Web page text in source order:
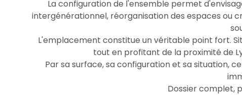
La configuration de l'ensemble permet
intergénérationnel, réorganisation des espaces ou
L'emplacement constitue un véritable point fort.
tout en profitant de la proximité de
Par sa surface, sa configuration et sa situation,
Dossier complet,